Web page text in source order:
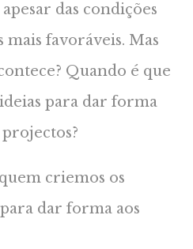
apesar das condições
mais favoráveis. Mas
Quando é que
para dar forma
projectos?
criemos os
dar forma aos